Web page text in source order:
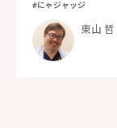
#にゃジャッジ
東山 哲